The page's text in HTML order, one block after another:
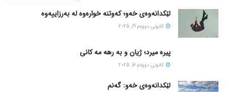
لێکدانەوەی خەو؛ کەوتنە خوارەوە لە بەرزاییەوە
كانونی دووه‌م 19, 2025
پیره میرد؛ ژیان و به رهه مه کانی
كانونی دووه‌م 16, 2025
لێکدانەوەی خەو: گەنم